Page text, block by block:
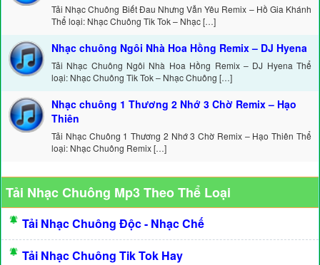
Tải Nhạc Chuông Biết Đau Nhưng Vẫn Yêu Remix – Hồ Gia Khánh
Thể loại: Nhạc Chuông Tik Tok – Nhạc […]
Nhạc chuông Ngôi Nhà Hoa Hồng Remix – DJ Hyena
Tải Nhạc Chuông Ngôi Nhà Hoa Hồng Remix – DJ Hyena Thể
loại: Nhạc Chuông Tik Tok – Nhạc Chuông […]
Nhạc chuông 1 Thương 2 Nhớ 3 Chờ Remix – Hạo
Thiên
Tải Nhạc Chuông 1 Thương 2 Nhớ 3 Chờ Remix – Hạo Thiên Thể
loại: Nhạc Chuông Remix […]
Tải Nhạc Chuông Mp3 Theo Thể Loại
Tải Nhạc Chuông Độc - Nhạc Chế
Tải Nhạc Chuông Tik Tok Hay